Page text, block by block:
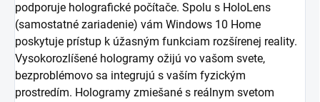
podporuje holografické počítače. Spolu s HoloLens
(samostatné zariadenie) vám Windows 10 Home
poskytuje prístup k úžasným funkciam rozšírenej reality.
Vysokorozlíšené hologramy ožijú vo vašom svete,
bezproblémovo sa integrujú s vaším fyzickým
prostredím. Hologramy zmiešané s reálnym svetom